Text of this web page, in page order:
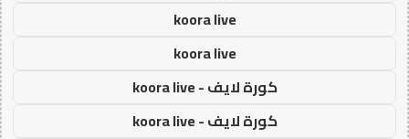
koora live
koora live
كورة لايف - koora live
كورة لايف - koora live